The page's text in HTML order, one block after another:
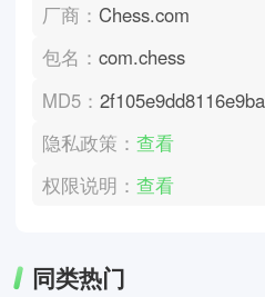
厂商：Chess.com
包名：com.chess
MD5：
隐私政策：查看
权限说明：查看
同类热门